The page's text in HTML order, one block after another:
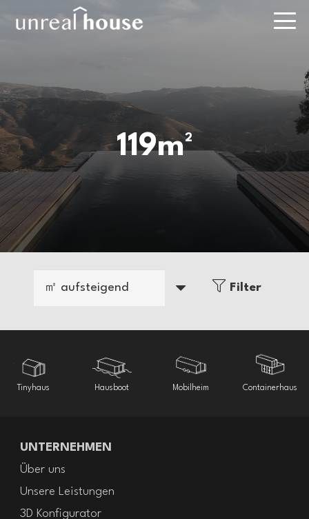
119m²
Filter
ab 359.800 EUR
119m²
|
und großzügiger
ab 238.390 EUR
Schlüsselfertig
familienfreundlichem
Tinyhaus Hausboot Mobilheim Containerhaus
UNTERNEHMEN
Über uns
Unsere Leistungen
3D Konfigurator